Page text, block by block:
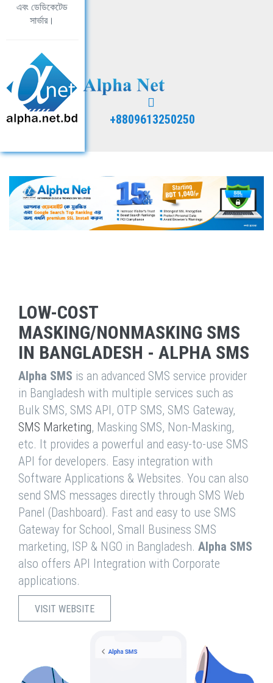
এবং ডেডিকেটেড
সার্ভার।
+8809613250250
LOW-COST
MASKING/NONMASKING SMS
IN BANGLADESH - ALPHA SMS
Alpha SMS is an advanced SMS service provider
in Bangladesh with multiple services such as
Bulk SMS, SMS API, OTP SMS, SMS Gateway,
SMS Marketing, Masking SMS, Non-Masking,
etc. It provides a powerful and easy-to-use SMS
API for developers. Easy integration with
Software Applications & Websites. You can also
send SMS messages directly through SMS Web
Panel (Dashboard). Fast and easy to use SMS
Gateway for School, Small Business SMS
marketing, ISP & NGO in Bangladesh. Alpha SMS
also offers API Integration with Corporate
applications.
VISIT WEBSITE